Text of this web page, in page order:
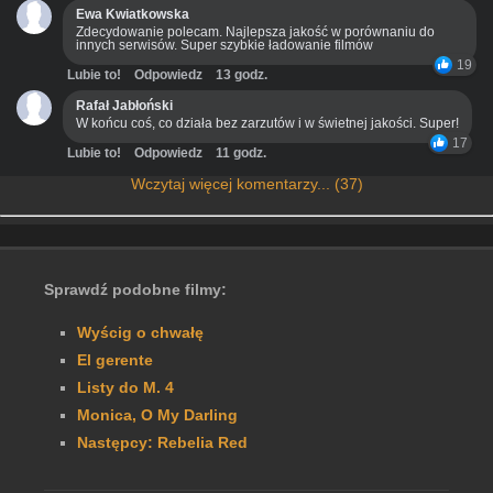
Ewa Kwiatkowska
Zdecydowanie polecam. Najlepsza jakość w porównaniu do
innych serwisów. Super szybkie ładowanie filmów
19
Lubie to! Odpowiedz
13 godz.
Rafał Jabłoński
W końcu coś, co działa bez zarzutów i w świetnej jakości. Super!
17
Lubie to! Odpowiedz 11 godz.
Wczytaj więcej komentarzy... (37)
Sprawdź podobne filmy:
Wyścig o chwałę
El gerente
Listy do M. 4
Monica, O My Darling
Następcy: Rebelia Red